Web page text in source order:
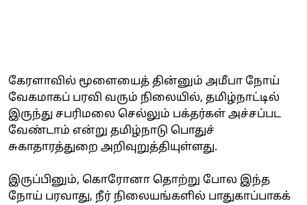
கேரளாவில் மூளையைத் தின்னும் அமீபா நோய்
வேகமாகப் பரவி வரும் நிலையில், தமிழ்நாட்டில்
இருந்து சபரிமலை செல்லும் பக்தர்கள் அச்சப்பட
வேண்டாம் என்று தமிழ்நாடு பொதுச்
சுகாதாரத்துறை அறிவுறுத்தியுள்ளது.
இருப்பினும், கொரோனா தொற்று போல இந்த
நோய் பரவாது, நீர் நிலையங்களில் பாதுகாப்பாகக்